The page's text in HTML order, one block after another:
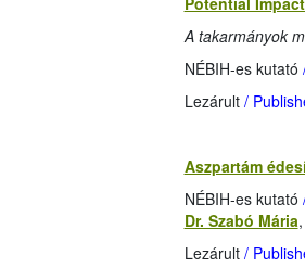
A takarmányok
NÉBIH-es kutató
Lezárult/
Aszpartám
NÉBIH-es kutató
Dr. Szabó Mária,
Lezárult/